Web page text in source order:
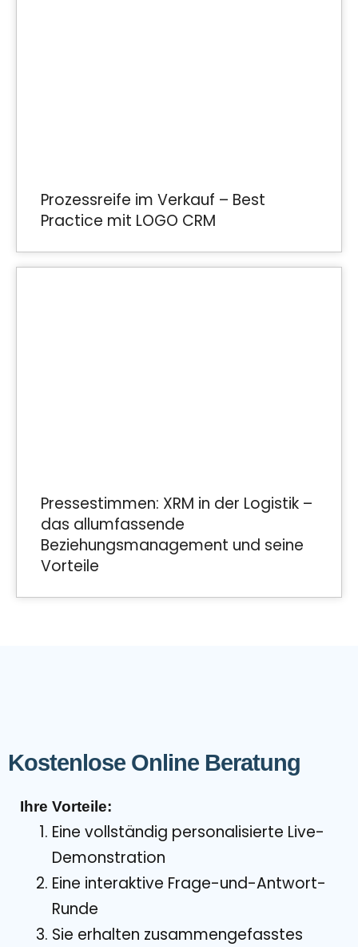
Prozessreife im Verkauf – Best
Practice mit LOGO CRM
Pressestimmen: XRM in der Logistik –
das allumfassende
Beziehungsmanagement und seine
Vorteile
Kostenlose Online Beratung
Ihre Vorteile:
Eine vollständig personalisierte Live-
Demonstration
Eine interaktive Frage-und-Antwort-
Runde
Sie erhalten zusammengefasstes